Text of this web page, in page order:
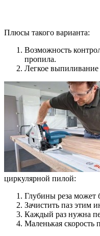
Плюсы такого варианта:
Возможность
пропила.
Легкое выпиливание
циркулярной пилой:
Глубины реза может
Зачистить паз этим
Каждый раз нужна
Маленькая скорость